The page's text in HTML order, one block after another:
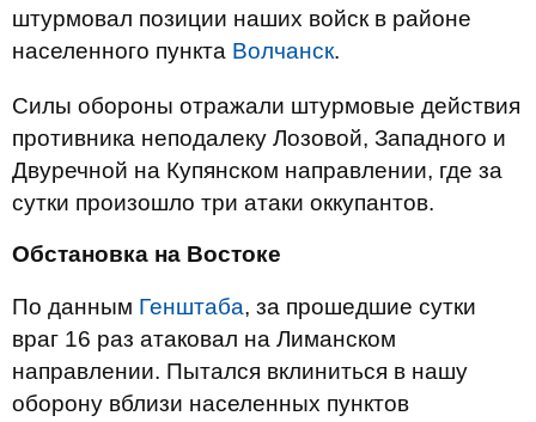
штурмовал позиции наших войск в районе
населенного пункта Волчанск.
Силы обороны отражали штурмовые действия
противника неподалеку Лозовой, Западного и
Двуречной на Купянском направлении, где за
сутки произошло три атаки оккупантов.
Обстановка на Востоке
По данным Генштаба, за прошедшие сутки
враг 16 раз атаковал на Лиманском
направлении. Пытался вклиниться в нашу
оборону вблизи населенных пунктов